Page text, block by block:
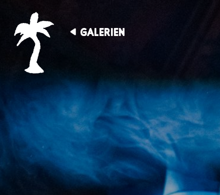
GALERIEN